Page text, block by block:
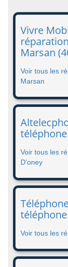
Vivre
Marsan
Voir tous les
Marsan
Voir tous les
D'oney
Voir tous les